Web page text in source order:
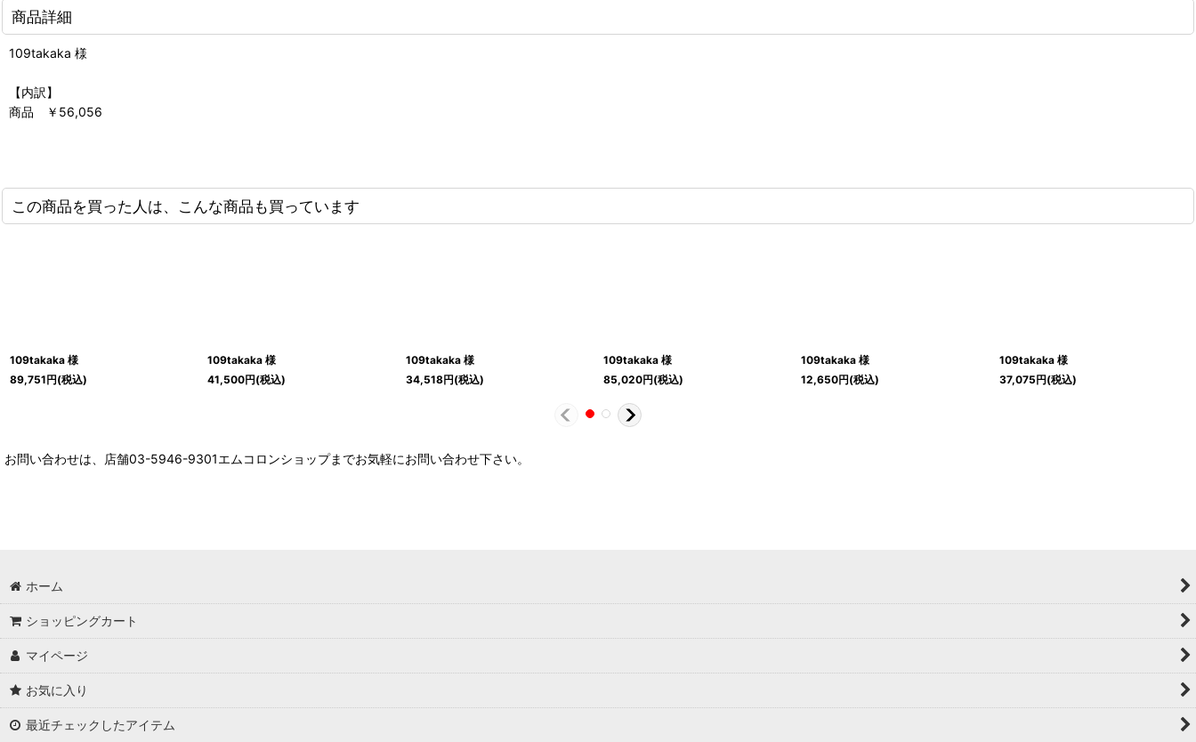
商品詳細
109takaka 様
【内訳】
商品 ￥56,056
この商品を買った人は、こんな商品も買っています
109takaka 様
89,751円(税込)
109takaka 様
41,500円(税込)
109takaka 様
34,518円(税込)
109takaka 様
85,020円(税込)
109takaka 様
12,650円(税込)
109takaka 様
37,075円(税込)
お問い合わせは、店舗03-5946-9301エムコロンショップまでお気軽にお問い合わせ下さい。
ホーム
ショッピングカート
マイページ
お気に入り
最近チェックしたアイテム